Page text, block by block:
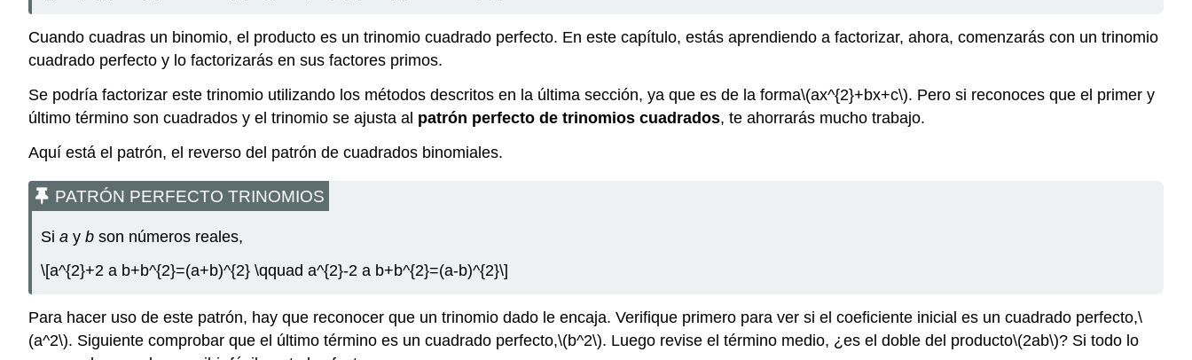
Cuando cuadras un binomio, el producto es un trinomio cuadrado perfecto. En este capítulo, estás aprendiendo a factorizar, ahora, comenzarás con un trinomio
cuadrado perfecto y lo factorizarás en sus factores primos.
Se podría factorizar este trinomio utilizando los métodos descritos en la última sección, ya que es de la forma\(ax^{2}+bx+c\). Pero si reconoces que el primer y
último término son cuadrados y el trinomio se ajusta al patrón perfecto de trinomios cuadrados, te ahorrarás mucho trabajo.
Aquí está el patrón, el reverso del patrón de cuadrados binomiales.
PATRÓN PERFECTO TRINOMIOS
Si a y b son números reales,
\[a^{2}+2 a b+b^{2}=(a+b)^{2} \qquad a^{2}-2 a b+b^{2}=(a-b)^{2}\]
Para hacer uso de este patrón, hay que reconocer que un trinomio dado le encaja. Verifique primero para ver si el coeficiente inicial es un cuadrado perfecto,\
(a^2\). Siguiente comprobar que el último término es un cuadrado perfecto,\(b^2\). Luego revise el término medio, ¿es el doble del producto\(2ab\)? Si todo lo